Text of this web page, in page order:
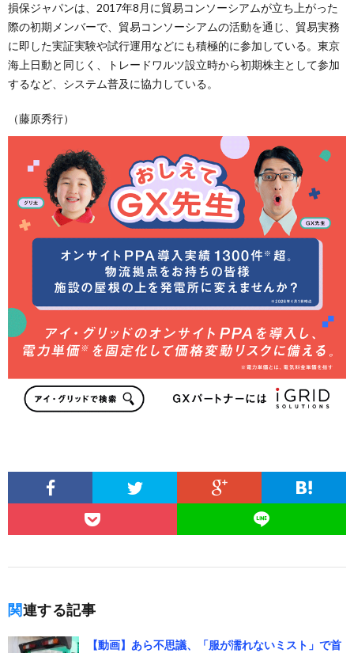
損保ジャパンは、2017年8月に貿易コンソーシアムが立ち上がった
際の初期メンバーで、貿易コンソーシアムの活動を通じ、貿易実務
に即した実証実験や試行運用などにも積極的に参加している。東京
海上日動と同じく、トレードワルツ設立時から初期株主として参加
するなど、システム普及に協力している。
（藤原秀行）
関連する記事
【動画】あら不思議、「服が濡れないミスト」で首